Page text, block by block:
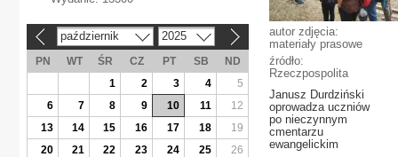
autor zdjęcia:
materiały prasowe
źródło:
Rzeczpospolita
Janusz Durdziński
oprowadza uczniów
po nieczynnym
cmentarzu
ewangelickim
październik 2025
PN WT ŚR CZ PT SB
ND
1
2 3 4
5
6
7 8 9 10 11
12
13
14 15 16 17 18
19
20
21 22 23 24 25
26